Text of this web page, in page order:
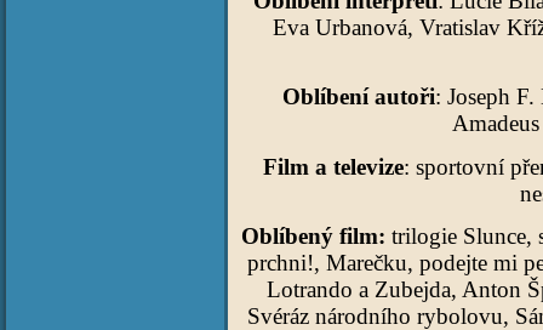
Eva Urbanová, Vratislav
Oblíbení autoři: Joseph
Film a televize: sportovní
Oblíbený film: trilogie Slunce,
prchni!, Marečku, podejte mi
Lotrando a Zubejda, Anton
Svéráz národního rybolovu,